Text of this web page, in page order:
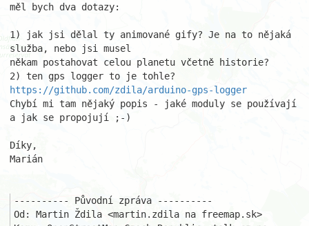
měl bych dva dotazy:
1) jak jsi dělal ty animované gify? Je na to nějaká
služba, nebo jsi musel
někam postahovat celou planetu včetně historie?
https://github.com/zdila/arduino-gps-logger
Chybí mi tam nějaký popis - jaké moduly se používají
a jak se propojují ;-)
Díky,
Marián
---------- Původní zpráva ----------
Od: Martin Ždila <martin.zdila na freemap.sk>